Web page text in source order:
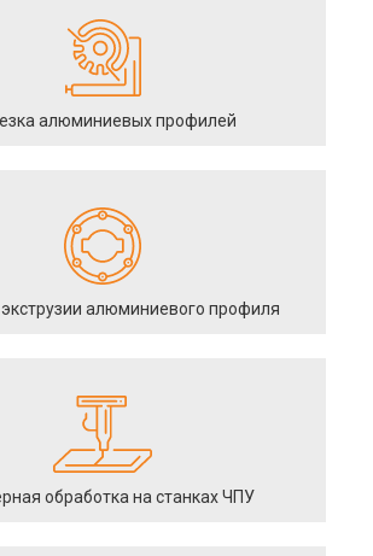
алюминиевых профилей
алюминиевого профиля
обработка на станках ЧПУ